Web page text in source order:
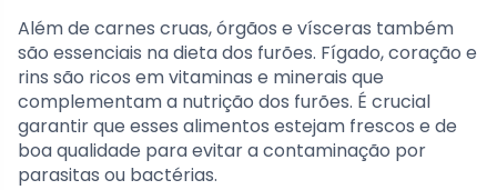
Além de carnes cruas, órgãos e vísceras também
são essenciais na dieta dos furões. Fígado, coração e
rins são ricos em vitaminas e minerais que
complementam a nutrição dos furões. É crucial
garantir que esses alimentos estejam frescos e de
boa qualidade para evitar a contaminação por
parasitas ou bactérias.